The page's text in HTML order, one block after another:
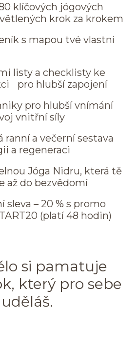
klíčových jógových
krok za krokem
s mapou tvé vlastní
listy a checklisty ke
pro hlubší zapojení
pro hlubší vnímání
vnitřní síly
ranní a večerní sestava
a regeneraci
Jóga Nidru, která tě
až do bezvědomí
sleva – 20 % s promo
(platí 48 hodin)
si pamatuje
který pro sebe
uděláš.